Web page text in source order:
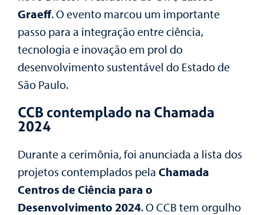
Graeff. O evento marcou um importante
passo para a integração entre ciência,
tecnologia e inovação em prol do
desenvolvimento sustentável do Estado de
São Paulo.
CCB contemplado na Chamada
2024
Durante a cerimônia, foi anunciada a lista dos
projetos contemplados pela Chamada
Centros de Ciência para o
Desenvolvimento 2024. O CCB tem orgulho